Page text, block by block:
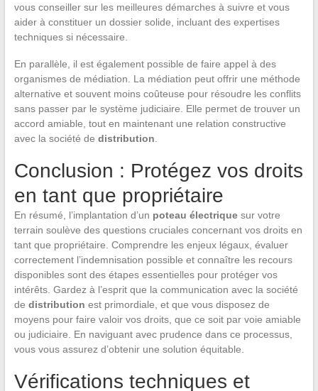
vous conseiller sur les meilleures démarches à suivre et vous
aider à constituer un dossier solide, incluant des expertises
techniques si nécessaire.
En parallèle, il est également possible de faire appel à des
organismes de médiation. La médiation peut offrir une méthode
alternative et souvent moins coûteuse pour résoudre les conflits
sans passer par le système judiciaire. Elle permet de trouver un
accord amiable, tout en maintenant une relation constructive
avec la société de distribution.
Conclusion : Protégez vos droits
en tant que propriétaire
En résumé, l’implantation d’un poteau électriquesur votre
terrain soulève des questions cruciales concernant vos droits en
tant que propriétaire. Comprendre les enjeux légaux, évaluer
correctement l’indemnisation possible et connaître les recours
disponibles sont des étapes essentielles pour protéger vos
intérêts. Gardez à l’esprit que la communication avec la société
de distribution est primordiale, et que vous disposez de
moyens pour faire valoir vos droits, que ce soit par voie amiable
ou judiciaire. En naviguant avec prudence dans ce processus,
vous vous assurez d’obtenir une solution équitable.
Vérifications techniques et